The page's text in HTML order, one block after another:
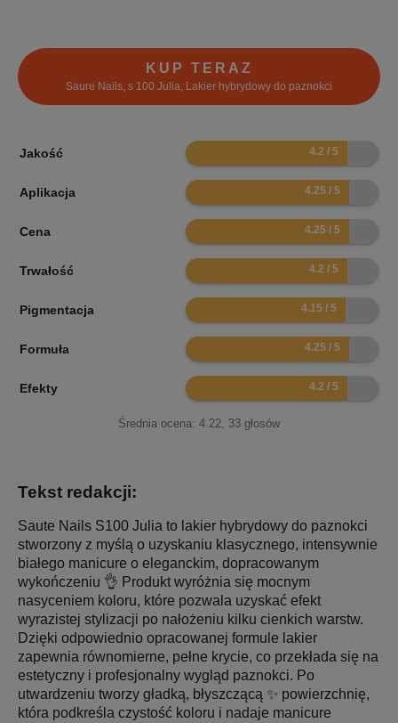
KUP TERAZ
Saure Nails, s 100 Julia, Lakier hybrydowy do paznokci
Jakość 8.4
Aplikacja 8.5
Cena 8.5
Trwałość 8.4
Pigmentacja 8.3
Formuła 8.5
Efekty 8.4
Średnia ocena: 4.22, 33 głosów
Tekst redakcji:
Saute Nails S100 Julia to lakier hybrydowy do paznokci
stworzony z myślą o uzyskaniu klasycznego, intensywnie
białego manicure o eleganckim, dopracowanym
wykończeniu 👌 Produkt wyróżnia się mocnym
nasyceniem koloru, które pozwala uzyskać efekt
wyrazistej stylizacji po nałożeniu kilku cienkich warstw.
Dzięki odpowiednio opracowanej formule lakier
zapewnia równomierne, pełne krycie, co przekłada się na
estetyczny i profesjonalny wygląd paznokci. Po
utwardzeniu tworzy gładką, błyszczącą ✨ powierzchnię,
która podkreśla czystość koloru i nadaje manicure